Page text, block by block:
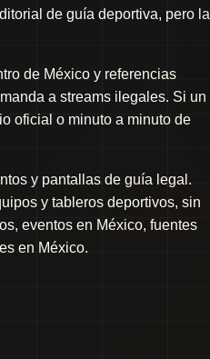
de guía deportiva, pero la
de México y referencias
a streams ilegales. Si un
oficial o minuto a minuto de
y pantallas de guía legal.
y tableros deportivos, sin
eventos en México, fuentes
en México.